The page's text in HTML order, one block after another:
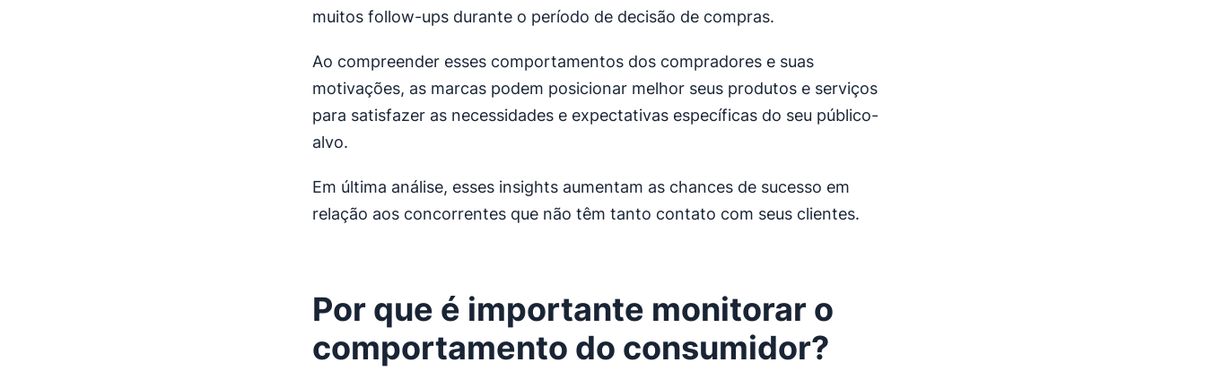
muitos follow-ups durante o período de decisão de compras.
Ao compreender esses comportamentos dos compradores e suas
motivações, as marcas podem posicionar melhor seus produtos e serviços
para satisfazer as necessidades e expectativas específicas do seu público-
alvo.
Em última análise, esses insights aumentam as chances de sucesso em
relação aos concorrentes que não têm tanto contato com seus clientes.
Por que é importante monitorar o
comportamento do consumidor?